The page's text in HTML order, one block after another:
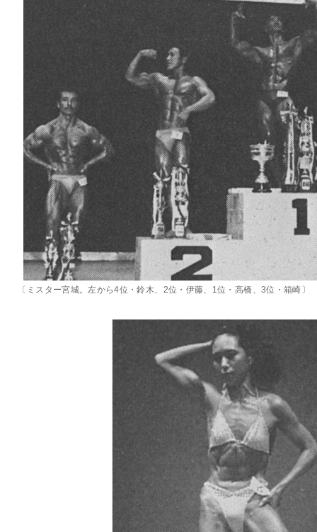
〔ミスター宮城。左から4位・鈴木、2位・伊藤、1位・高橋、3位・箱崎〕